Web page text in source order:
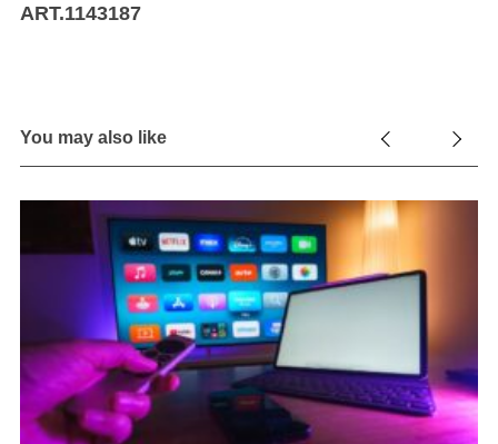
ART.1143187
You may also like